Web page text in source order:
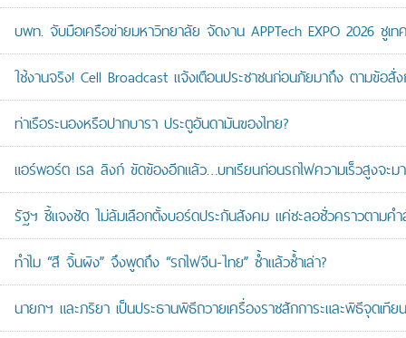
บพท. จับมือเครือข่ายมหาวิทยาลัย จัดงาน APPTech EXPO 2026 ชูเ
ใช้งานจริง! Cell Broadcast แจ้งเตือนประชาชนก่อนภัยมาถึง ตามข้อสั่
ท่าเรือระนองหรือปากบารา ประตูอันดามันของไทย?
แอร์พอร์ต เรล ลิงก์ ขัดข้องอีกแล้ว…บทเรียนก่อนรถไฟความเร็วสูงจะม
รัฐฯ ชี้แจงชัด ไม่ล้มเลือกตั้งบอร์ดประกันสังคม แค่ชะลอชั่วคราวตามค
ทำไม “สี จิ้นผิง” จึงพูดถึง “รถไฟจีน-ไทย” ซ้ำแล้วซ้ำเล่า?
นายกฯ และภริยา เป็นประธานพิธีถวายเครื่องราชสักการะและพิธีจุดเ